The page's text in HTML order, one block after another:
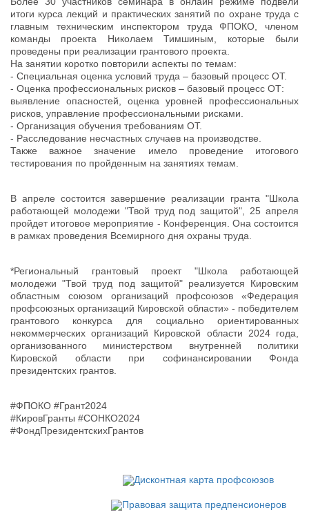
итоги курса лекций и практических занятий по охране труда с
главным техническим инспектором труда ФПОКО, членом
команды проекта Николаем Тимшиным, которые были
проведены при реализации грантового проекта.
На занятии коротко повторили аспекты по темам:
- Специальная оценка условий труда – базовый процесс ОТ.
- Оценка профессиональных рисков – базовый процесс ОТ:
выявление опасностей, оценка уровней профессиональных
рисков, управление профессиональными рисками.
- Организация обучения требованиям ОТ.
- Расследование несчастных случаев на производстве.
Также важное значение имело проведение итогового
тестирования по пройденным на занятиях темам.
В апреле состоится завершение реализации гранта "Школа
работающей молодежи "Твой труд под защитой", 25 апреля
пройдет итоговое мероприятие - Конференция. Она состоится
в рамках проведения Всемирного дня охраны труда.
*Региональный грантовый проект "Школа работающей
молодежи "Твой труд под защитой" реализуется Кировским
областным союзом организаций профсоюзов «Федерация
профсоюзных организаций Кировской области» - победителем
грантового конкурса для социально ориентированных
некоммерческих организаций Кировской области 2024 года,
организованного министерством внутренней политики
Кировской области при софинансировании Фонда
президентских грантов.
#ФПОКО #Грант2024
#КировГранты #СОНКО2024
#ФондПрезидентскихГрантов